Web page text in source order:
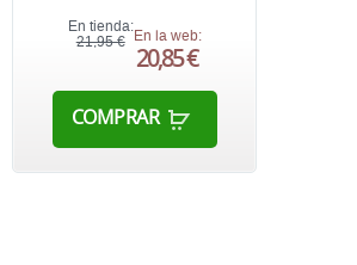
En tienda:
21,95 € En la web:
20,85 €
COMPRAR